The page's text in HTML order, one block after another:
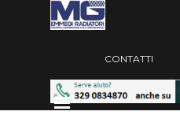
Vai ai contenuti
CONTATTI
Salta menù